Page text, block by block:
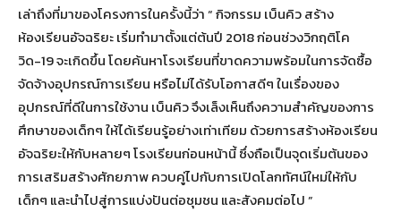
เล่าถึงที่มาของโครงการในครั้งนี้ว่า “ กิจกรรม เบ็นคิว สร้าง
ห้องเรียนอัจฉริยะ เริ่มทำมาตั้งแต่ต้นปี 2018 ก่อนช่วงวิกฤติโค
วิด-19 จะเกิดขึ้น โดยค้นหาโรงเรียนที่ขาดความพร้อมในการจัดซื้อ
จัดจ้างอุปกรณ์การเรียน หรือไม่ได้รับโอกาสดีๆ ในเรื่องของ
อุปกรณ์ที่ดีในการใช้งาน เบ็นคิว จึงเล็งเห็นถึงความสำคัญของการ
ศึกษาของเด็กๆ ให้ได้เรียนรู้อย่างเท่าเทียม ด้วยการสร้างห้องเรียน
อัจฉริยะให้กับหลายๆ โรงเรียนก่อนหน้านี้ ซึ่งถือเป็นจุดเริ่มต้นของ
การเสริมสร้างศักยภาพ ควบคู่ไปกับการเปิดโลกทัศน์ใหม่ให้กับ
เด็กๆ และนำไปสู่การแบ่งปันต่อชุมชน และสังคมต่อไป ”